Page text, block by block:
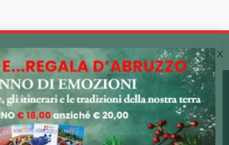
sul nostro sito Web per offrirti
ricordando le tue preferenze
Cliccando su "Accetta tutto",
Iscrizione al registro delle
n. 93573 - Capitale sociale
01525690697 Made by
CLAC!